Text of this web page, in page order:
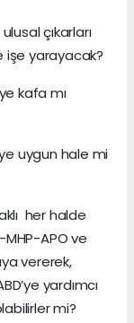
çıkarları
işe yarayacak?
kafa mı
uygun hale mi
her halde
MHP-APO ve
vererek,
yardımcı
mi?